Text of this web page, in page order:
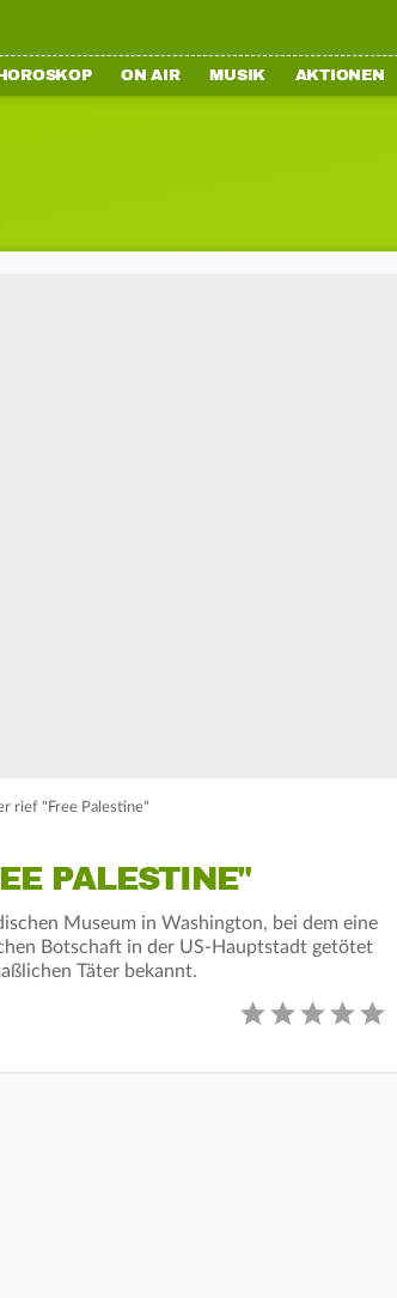
ON AIR MUSIK AKTIONEN
rief "Free Palestine"
PALESTINE"
Museum in Washington, bei dem eine
Botschaft in der US-Hauptstadt getötet
Täter bekannt.